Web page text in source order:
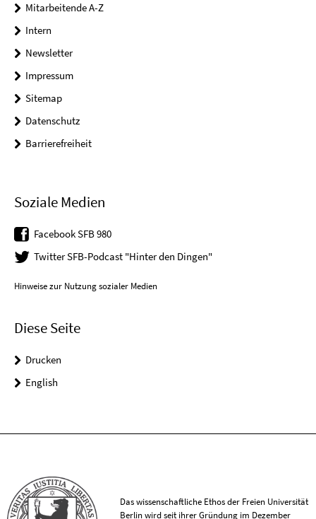
Mitarbeitende A-Z
Intern
Newsletter
Impressum
Sitemap
Datenschutz
Barrierefreiheit
Soziale Medien
Facebook SFB 980
Twitter SFB-Podcast "Hinter den Dingen"
Hinweise zur Nutzung sozialer Medien
Diese Seite
Drucken
English
Das wissenschaftliche Ethos der Freien Universität
Berlin wird seit ihrer Gründung im Dezember